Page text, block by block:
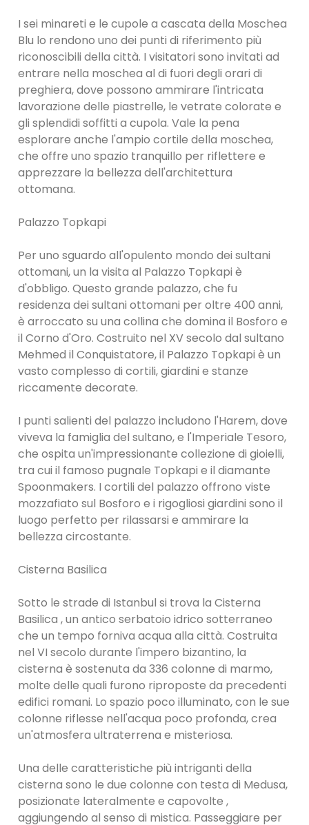
I sei minareti e le cupole a cascata della Moschea
Blu lo rendono uno dei punti di riferimento più
riconoscibili della città. I visitatori sono invitati ad
entrare nella moschea al di fuori degli orari di
preghiera, dove possono ammirare l'intricata
lavorazione delle piastrelle, le vetrate colorate e
gli splendidi soffitti a cupola. Vale la pena
esplorare anche l'ampio cortile della moschea,
che offre uno spazio tranquillo per riflettere e
apprezzare la bellezza dell'architettura
ottomana.
Palazzo Topkapi
Per uno sguardo all'opulento mondo dei sultani
ottomani, un la visita al Palazzo Topkapi è
d'obbligo. Questo grande palazzo, che fu
residenza dei sultani ottomani per oltre 400 anni,
è arroccato su una collina che domina il Bosforo e
il Corno d'Oro. Costruito nel XV secolo dal sultano
Mehmed il Conquistatore, il Palazzo Topkapi è un
vasto complesso di cortili, giardini e stanze
riccamente decorate.
I punti salienti del palazzo includono l'Harem, dove
viveva la famiglia del sultano, e l'Imperiale Tesoro,
che ospita un'impressionante collezione di gioielli,
tra cui il famoso pugnale Topkapi e il diamante
Spoonmakers. I cortili del palazzo offrono viste
mozzafiato sul Bosforo e i rigogliosi giardini sono il
luogo perfetto per rilassarsi e ammirare la
bellezza circostante.
Cisterna Basilica
Sotto le strade di Istanbul si trova la Cisterna
Basilica , un antico serbatoio idrico sotterraneo
che un tempo forniva acqua alla città. Costruita
nel VI secolo durante l'impero bizantino, la
cisterna è sostenuta da 336 colonne di marmo,
molte delle quali furono riproposte da precedenti
edifici romani. Lo spazio poco illuminato, con le sue
colonne riflesse nell'acqua poco profonda, crea
un'atmosfera ultraterrena e misteriosa.
Una delle caratteristiche più intriganti della
cisterna sono le due colonne con testa di Medusa,
posizionate lateralmente e capovolte ,
aggiungendo al senso di mistica. Passeggiare per